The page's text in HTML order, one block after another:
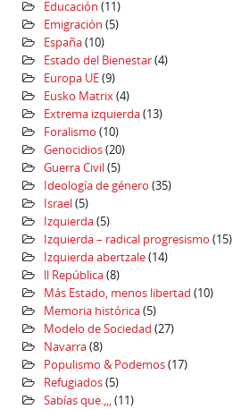
Educación (11)
Emigración (5)
España(10)
Estado del Bienestar(4)
Europa UE(9)
Eusko Matrix(4)
Extrema izquierda(13)
Foralismo (10)
Genocidios(20)
Guerra Civil(5)
Ideología de género (35)
Israel(5)
Izquierda(5)
Izquierda – radical progresismo (15)
Izquierda abertzale(14)
ll República(8)
Más Estado, menos libertad (10)
Memoria histórica(5)
Modelo de Sociedad (27)
Navarra(8)
Populismo & Podemos(17)
Refugiados(5)
Sabías que.,,,(11)